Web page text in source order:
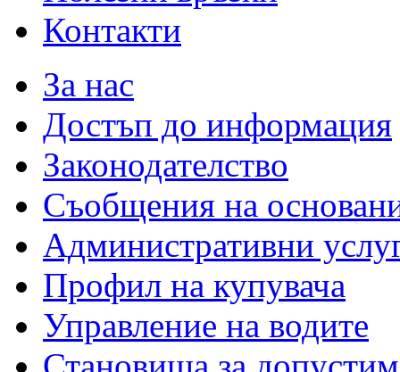
Контакти
За нас
Достъп до информация
Законодателство
Съобщения на
Административни
Профил на купувача
Управление на водите